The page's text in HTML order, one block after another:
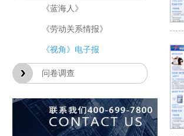
《蓝海人》
《劳动关系情报》
《视角》电子报
问卷调查